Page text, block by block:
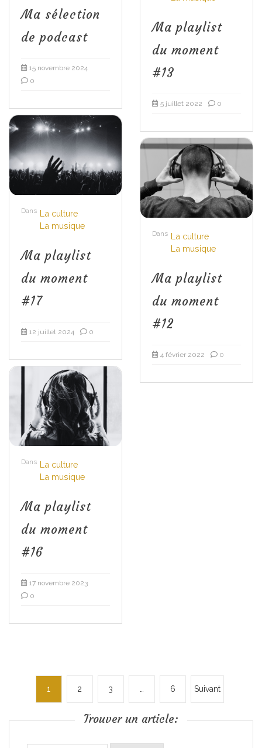
Ma sélection
de podcast
15 novembre 2024
0
Dans La culture
La musique
Ma playlist
du moment
#17
12 juillet 2024 0
Dans La culture
La musique
Ma playlist
du moment
#16
17 novembre 2023
0
Ma playlist
du moment
#13
5 juillet 2022 0
Dans La culture
La musique
Ma playlist
du moment
#12
4 février 2022 0
a
1 2 3 … 6 Suivant
Trouver un article: